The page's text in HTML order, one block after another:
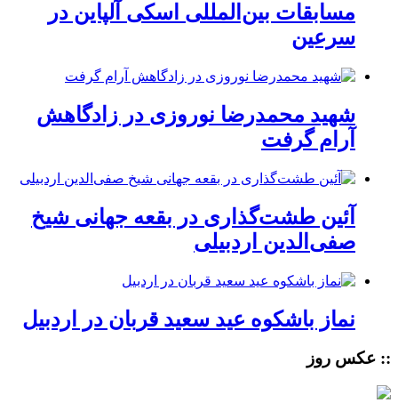
مسابقات بین‌المللی اسکی آلپاین در
سرعین
شهید محمدرضا نوروزی در زادگاهش
آرام گرفت
آئین طشت‌گذاری در بقعه جهانی شیخ
صفی‌الدین اردبیلی
نماز باشکوه عید سعید قربان در اردبیل
:: عکس روز